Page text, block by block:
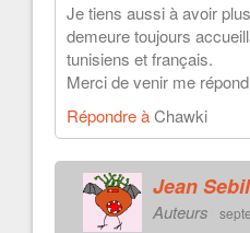
Je tiens aussi à avoir
demeure toujours
tunisiens et français.
Merci de venir me
Répondre àChawki
Jean
Auteurs